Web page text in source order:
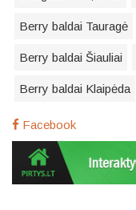
Berry baldai Tauragė
Berry baldai Šiauliai
Berry baldai Klaipėda
Facebook